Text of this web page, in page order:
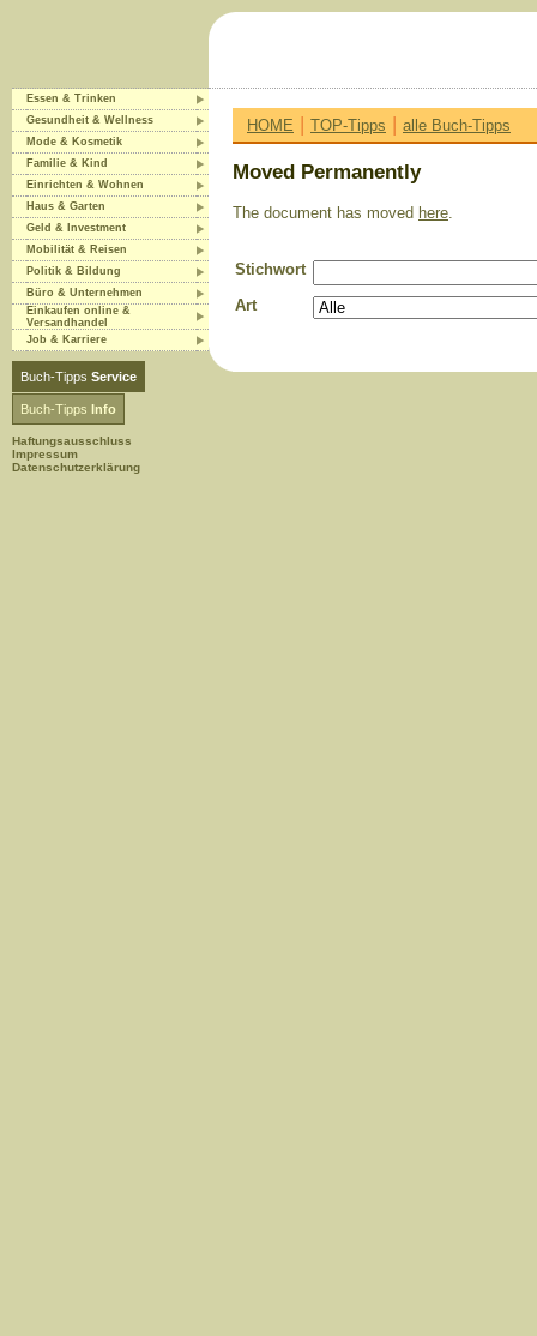
Essen & Trinken
Gesundheit & Wellness
Mode & Kosmetik
Familie & Kind
Einrichten & Wohnen
Haus & Garten
Geld & Investment
Mobilität & Reisen
Politik & Bildung
Büro & Unternehmen
Einkaufen online &
Versandhandel
Job & Karriere
Buch-Tipps Service
Buch-Tipps Info
Haftungsausschluss
Impressum
Datenschutzerklärung
HOME | TOP-Tipps | alle Buch-Tipps
Moved Permanently
The document has moved here.
Stichwort
Art